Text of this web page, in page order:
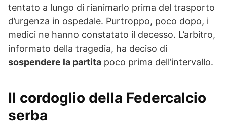
tentato a lungo di rianimarlo prima del trasporto
d’urgenza in ospedale. Purtroppo, poco dopo, i
medici ne hanno constatato il decesso. L’arbitro,
informato della tragedia, ha deciso di
sospendere la partita poco prima dell’intervallo.
Il cordoglio della Federcalcio
serba